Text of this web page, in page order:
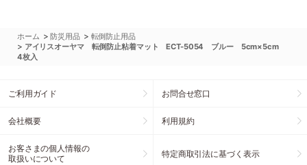
ホーム >防災用品 > 転倒防止用品
> アイリスオーヤマ 転倒防止粘着マット ECT-5054 ブルー 5cm×5cm
4枚入
ご利用ガイド お問合せ窓口
会社概要 利用規約
お客さまの個人情報の
取扱いについて
特定商取引法に基づく表示